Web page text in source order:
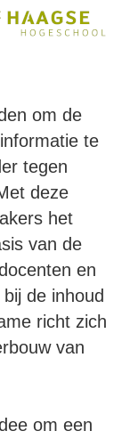
om de
te
tegen
deze
het
van de
en
de inhoud
richt zich
van
om een